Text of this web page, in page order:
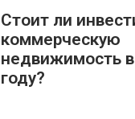
Стоит ли
коммерческую
недвижимость
году?